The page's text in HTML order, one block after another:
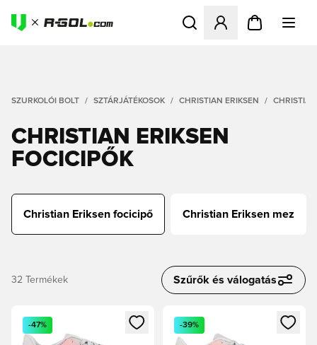
Megnyit egy modált a
SZURKOLÓI BOLT SZTÁRJÁTÉKOSOK CHRISTIAN ERIKSEN
CHRISTIAN ERIKSEN
FOCICIPŐK
Christian Eriksen focicipő Christian Eriksen mez
32 Termékek Szűrők és válogatás
Megnyit egy modált a bejelentkezéshez vagy a tagként
-47%
Megnyit egy modált a
-39%